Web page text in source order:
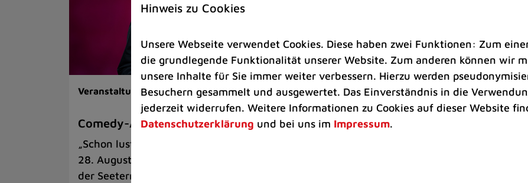
Veranstaltungen | Kunst & Kultur
Comedy-Abend mit Benni Stark
„Schon lustig, wenn’s witzig ist!“ am
28. August auf der Sommerbühne an
der Seeterrasse
Veranstaltungen
Kultkicker Ansgar Brinkmann
Hinweis zu Cookies
Unsere Webseite verwendet Cookies. Diese haben zwei Funktionen: Zum
die grundlegende Funktionalität unserer Website. Zum anderen können wir
unsere Inhalte für Sie immer weiter verbessern. Hierzu werden
Besuchern gesammelt und ausgewertet. Das Einverständnis in die
jederzeit widerrufen. Weitere Informationen zu Cookies auf dieser Website
Datenschutzerklärung und bei uns im Impressum.